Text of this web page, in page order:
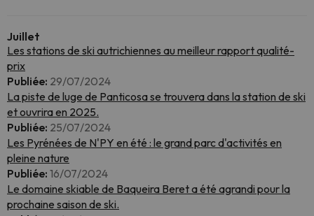
Juillet
Les stations de ski autrichiennes au meilleur rapport qualité-
prix
Publiée: 29/07/2024
La piste de luge de Panticosa se trouvera dans la station de ski
et ouvrira en 2025.
Publiée: 25/07/2024
Les Pyrénées de N'PY en été : le grand parc d'activités en
pleine nature
Publiée: 16/07/2024
Le domaine skiable de Baqueira Beret a été agrandi pour la
prochaine saison de ski.